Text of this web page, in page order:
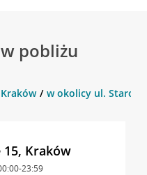
pobliżu
Kraków w okolicy ul.
Kraków
23:59